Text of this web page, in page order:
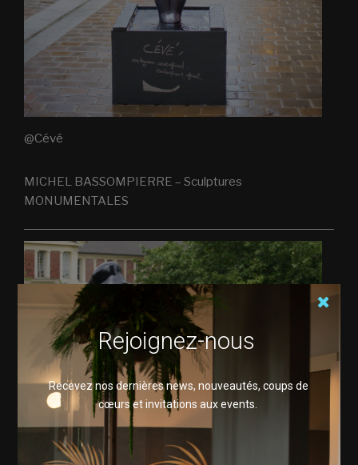
@Cévé
MICHEL BASSOMPIERRE – Sculptures
MONUMENTALES
@MICHELBASSOMPIERRE
Rejoignez-nous
Recevez nos dernières news, nouveautés, coups de
cœurs et invitations aux events.